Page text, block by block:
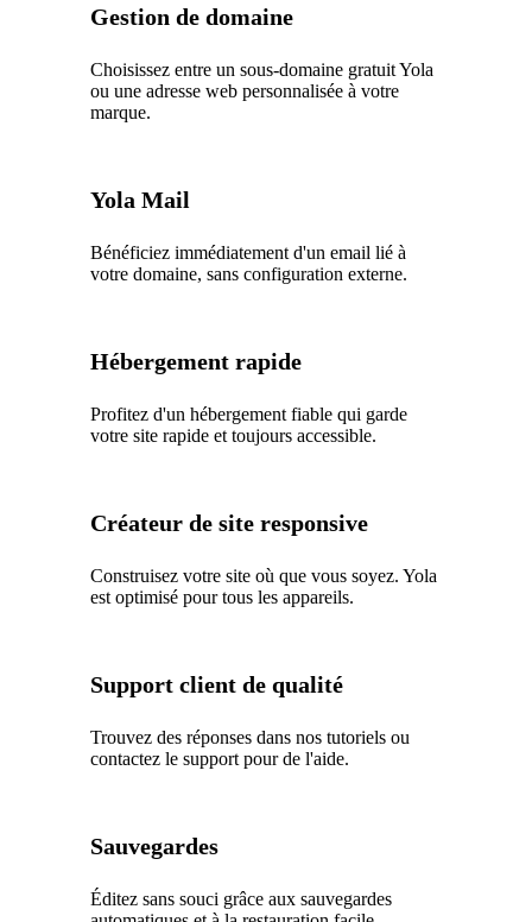
Gestion de domaine
Choisissez entre un sous-domaine gratuit Yola
ou une adresse web personnalisée à votre
marque.
Yola Mail
Bénéficiez immédiatement d'un email lié à
votre domaine, sans configuration externe.
Hébergement rapide
Profitez d'un hébergement fiable qui garde
votre site rapide et toujours accessible.
Créateur de site responsive
Construisez votre site où que vous soyez. Yola
est optimisé pour tous les appareils.
Support client de qualité
Trouvez des réponses dans nos tutoriels ou
contactez le support pour de l'aide.
Sauvegardes
Éditez sans souci grâce aux sauvegardes